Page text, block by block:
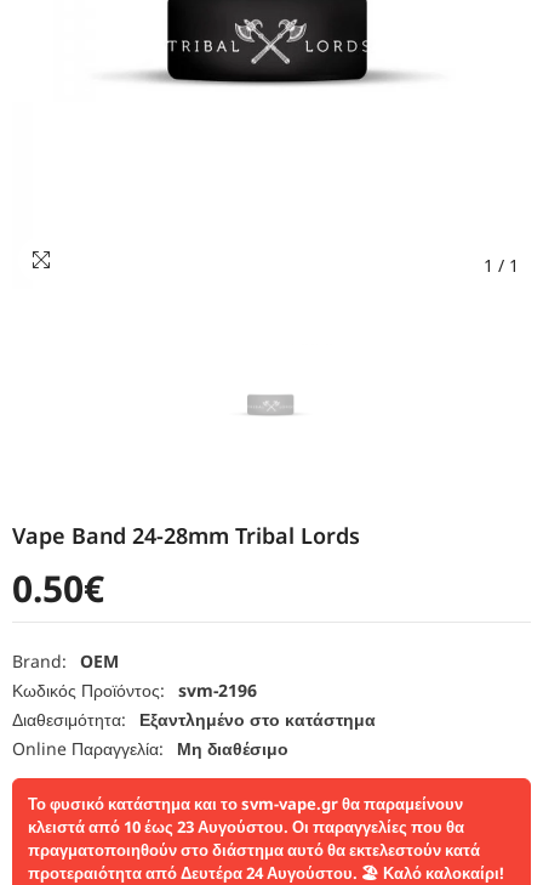
1 / 1
Vape Band 24-28mm Tribal Lords
0.50€
Brand:
OEM
Κωδικός Προϊόντος:
svm-2196
Διαθεσιμότητα:
Εξαντλημένο στο κατάστημα
Online Παραγγελία:
Μη διαθέσιμο
Το φυσικό κατάστημα και το svm-vape.gr θα παραμείνουν
κλειστά από 10 έως 23 Αυγούστου. Οι παραγγελίες που θα
πραγματοποιηθούν στο διάστημα αυτό θα εκτελεστούν κατά
προτεραιότητα από Δευτέρα 24 Αυγούστου. 🏖️ Καλό καλοκαίρι!